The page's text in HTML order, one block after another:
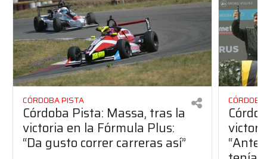
CÓRDOBA PISTA
Córdoba Pista: Massa, tras la
victoria en la Fórmula Plus:
“Da gusto correr carreras así”